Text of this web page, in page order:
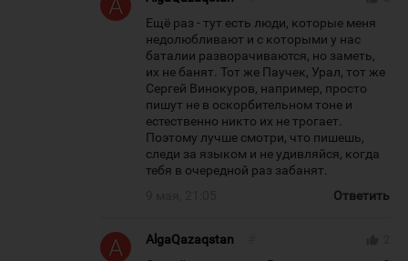
Ещё раз - тут есть люди, которые меня
недолюбливают и с которыми у нас
баталии разворачиваются, но заметь,
их не банят. Тот же Паучек, Урал, тот же
Сергей Винокуров, например, просто
пишут не в оскорбительном тоне и
естественно никто их не трогает.
Поэтому лучше смотри, что пишешь,
следи за языком и не удивляйся, когда
тебя в очередной раз забанят.
Ответить
AlgaQazaqstan